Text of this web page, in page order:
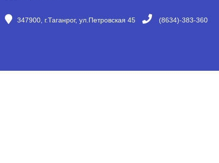
347900, г.Таганрог, ул.Петровская 45 (8634)-383-360